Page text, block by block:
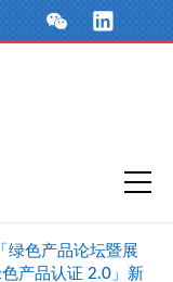
绿色产品论坛暨展
产品认证 2.0」新